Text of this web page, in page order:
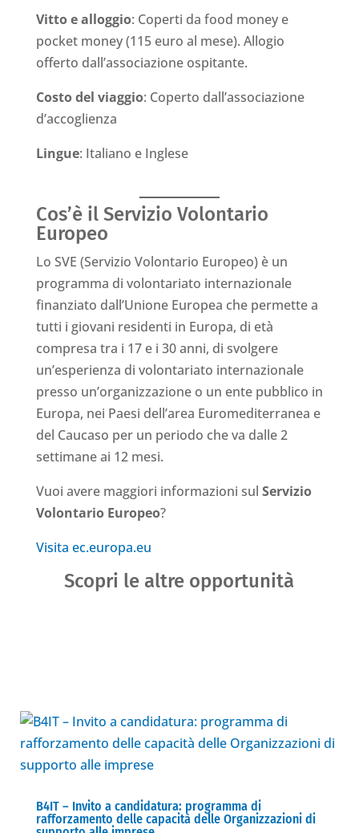
Vitto e alloggio: Coperti da food money e
pocket money (115 euro al mese). Allogio
offerto dall’associazione ospitante.
Costo del viaggio: Coperto dall’associazione
d’accoglienza
Lingue: Italiano e Inglese
Cos’è il Servizio Volontario
Europeo
Lo SVE (Servizio Volontario Europeo) è un
programma di volontariato internazionale
finanziato dall’Unione Europea che permette a
tutti i giovani residenti in Europa, di età
compresa tra i 17 e i 30 anni, di svolgere
un’esperienza di volontariato internazionale
presso un’organizzazione o un ente pubblico in
Europa, nei Paesi dell’area Euromediterranea e
del Caucaso per un periodo che va dalle 2
settimane ai 12 mesi.
Vuoi avere maggiori informazioni sul Servizio
Volontario Europeo?
Visita ec.europa.eu
Scopri le altre opportunità
B4IT – Invito a candidatura: programma di
rafforzamento delle capacità delle Organizzazioni di